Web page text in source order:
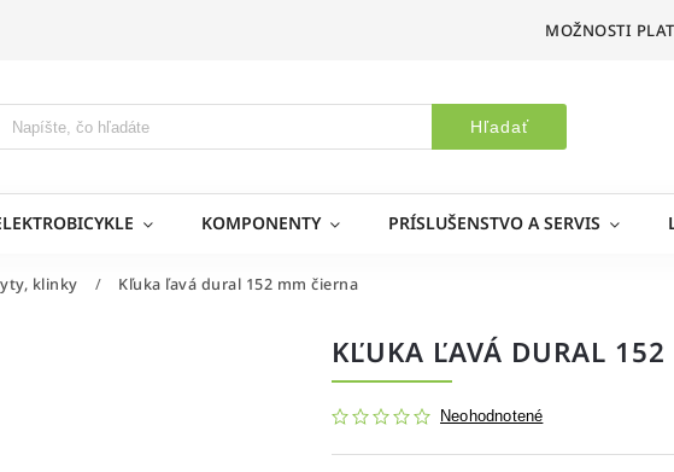
MOŽNOSTI
Hľadať
KOMPONENTY PRÍSLUŠENSTVO A SERVIS
klinky / Kľuka ľavá dural 152 mm čierna
KĽUKA ĽAVÁ DURAL
Neohodnotené